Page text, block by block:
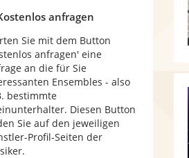
anfragen
Sie mit dem Button
anfragen' eine
an die für Sie
Ensembles - also
bestimmte
Diesen Button
Sie auf den jeweiligen
Profil-Seiten der